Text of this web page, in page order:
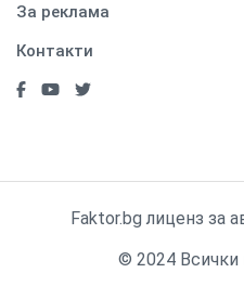
За реклама
Контакти
Faktor.bg лиценз за
© 2024 Всички